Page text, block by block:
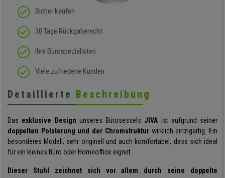
Sicher kaufen
30 Tage Rückgaberecht
Ihre Bürospezialisten
Viele zufriedene Kunden
Detaillierte Beschreibung
Das exklusive Design unseres Bürosessels JIVA ist aufgrund seiner
doppelten Polsterung und der Chromstrukturwirklich einzigartig. Ein
besonderes Modell, sehr originell und auch komfortabel, dass sich ideal
für ein kleines Büro oder Homeoffice eignet.
Dieser Stuhl zeichnet sich vor allem durch seine doppelte